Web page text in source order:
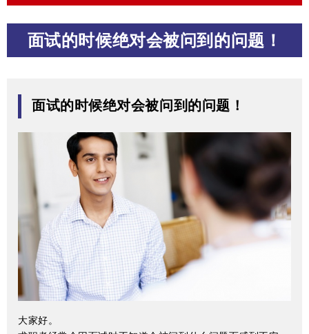
面试的时候绝对会被问到的问题！
面试的时候绝对会被问到的问题！
大家好。